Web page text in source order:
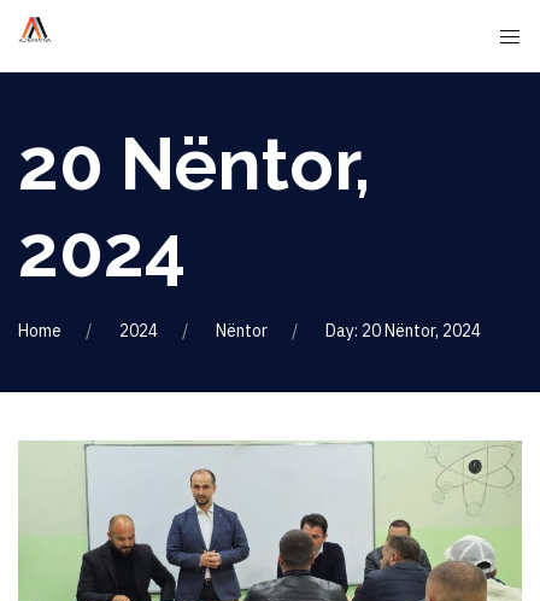
20 Nëntor,
2024
Home 2024 Nëntor Day: 20 Nëntor, 2024